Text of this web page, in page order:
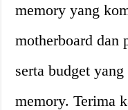
memory yang
motherboard dan
serta budget
memory. Terima